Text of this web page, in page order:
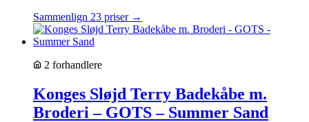
Sammenlign 23 priser →
2 forhandlere
Konges Sløjd Terry Badekåbe m.
Broderi – GOTS – Summer Sand